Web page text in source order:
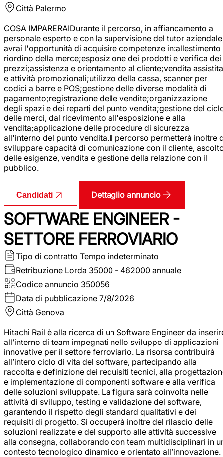
Città Palermo
COSA IMPARERAIDurante il percorso, in affiancamento a
personale esperto e con la supervisione del tutor
avrai l'opportunità di acquisire competenze in:allestimento
riordino della merce;esposizione dei prodotti e verifica dei
prezzi;assistenza e orientamento al cliente;vendita assistita
e attività promozionali;utilizzo della cassa, scanner per
codici a barre e POS;gestione delle diverse modalità di
pagamento;registrazione delle vendite;organizzazione
degli spazi e dei reparti del punto vendita;gestione del
delle merci, dal ricevimento all'esposizione e alla
vendita;applicazione delle procedure di sicurezza
all'interno del punto vendita.Il percorso permetterà inoltre
sviluppare capacità di comunicazione con il cliente,
delle esigenze, vendita e gestione della relazione con il
pubblico.
Candidati Dettaglio annuncio
SOFTWARE ENGINEER -
SETTORE FERROVIARIO
Tipo di contratto Tempo indeterminato
Retribuzione Lorda 35000 - 462000 annuale
Codice annuncio 350056
Data di pubblicazione 7/8/2026
Città Genova
Hitachi Rail è alla ricerca di un Software Engineer da
all’interno di team impegnati nello sviluppo di applicazioni
innovative per il settore ferroviario. La risorsa contribuirà
all’intero ciclo di vita del software, partecipando alla
raccolta e definizione dei requisiti tecnici, alla
e implementazione di componenti software e alla verifica
delle soluzioni sviluppate. La figura sarà coinvolta nelle
attività di sviluppo, testing e validazione del software,
garantendo il rispetto degli standard qualitativi e dei
requisiti di progetto. Si occuperà inoltre del rilascio delle
soluzioni realizzate e del supporto alle attività successive
alla consegna, collaborando con team multidisciplinari in
contesto tecnologico dinamico e orientato all’innovazione.